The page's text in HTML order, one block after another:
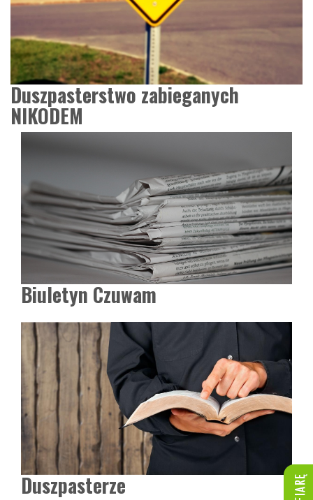
Duszpasterstwo zabieganych
NIKODEM
Biuletyn Czuwam
Duszpasterze